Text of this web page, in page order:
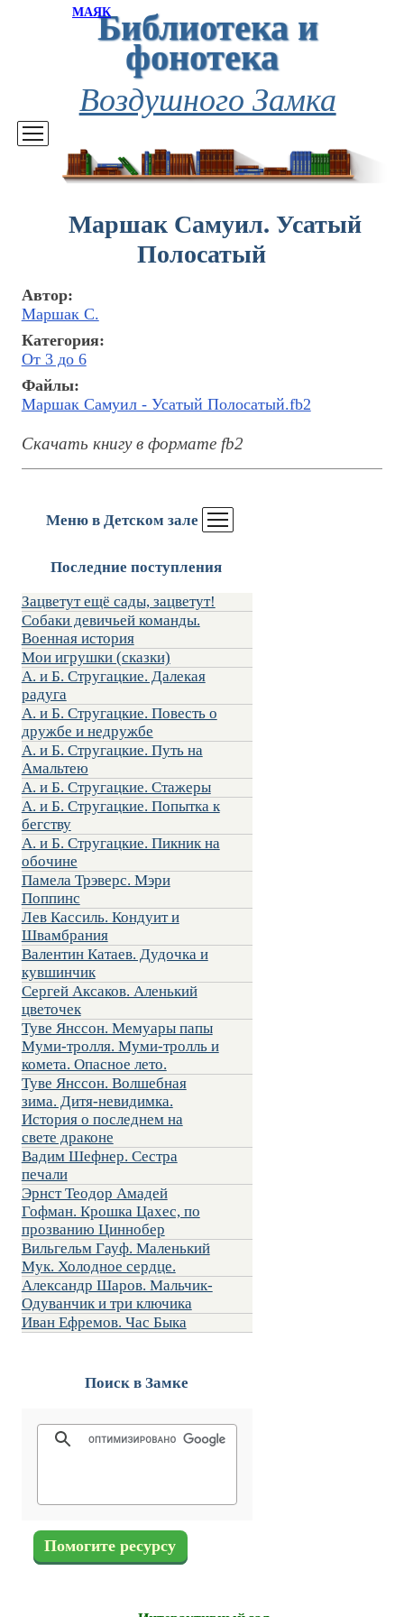
МАЯКБиблиотека и
фонотека
Воздушного Замка
Меню в Детском зале
Последние поступления
Зацветут ещё сады, зацветут!
Собаки девичьей команды.
Военная история
Мои игрушки (сказки)
А. и Б. Стругацкие. Далекая
радуга
А. и Б. Стругацкие. Повесть о
дружбе и недружбе
А. и Б. Стругацкие. Путь на
Амальтею
А. и Б. Стругацкие. Стажеры
А. и Б. Стругацкие. Попытка к
бегству
А. и Б. Стругацкие. Пикник на
обочине
Памела Трэверс. Мэри
Поппинс
Лев Кассиль. Кондуит и
Швамбрания
Валентин Катаев. Дудочка и
кувшинчик
Сергей Аксаков. Аленький
цветочек
Туве Янссон. Мемуары папы
Муми-тролля. Муми-тролль и
комета. Опасное лето.
Туве Янссон. Волшебная
зима. Дитя-невидимка.
История о последнем на
свете драконе
Вадим Шефнер. Сестра
печали
Эрнст Теодор Амадей
Гофман. Крошка Цахес, по
прозванию Циннобер
Вильгельм Гауф. Маленький
Мук. Холодное сердце.
Александр Шаров. Мальчик-
Одуванчик и три ключика
Иван Ефремов. Час Быка
Поиск в Замке
Маршак Самуил. Усатый
Полосатый
Автор:
Маршак С.
Категория:
От 3 до 6
Файлы:
Маршак Самуил - Усатый Полосатый.fb2
Скачать книгу в формате fb2
Помогите ресурсу